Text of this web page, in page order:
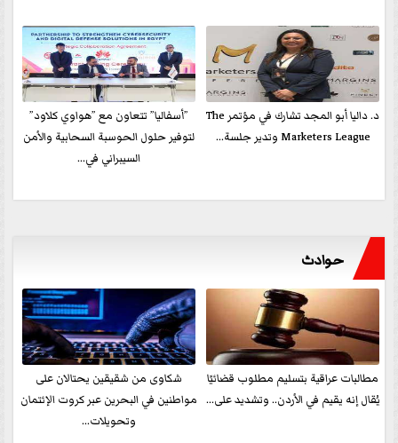
د. داليا أبو المجد تشارك في مؤتمر The
Marketers League وتدير جلسة...
”أسفاليا” تتعاون مع ”هواوي كلاود”
لتوفير حلول الحوسبة السحابية والأمن
السيبراني في...
حوادث
مطالبات عراقية بتسليم مطلوب قضائيًا
يُقال إنه يقيم في الأردن.. وتشديد على...
شكاوى من شقيقين يحتالان على
مواطنين في البحرين عبر كروت الإئتمان
وتحويلات...